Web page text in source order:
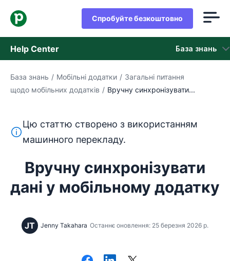
Спробуйте безкоштовно
Help Center База знань
База знань
Зверніться в службу підтримки
База знань / Мобільні додатки / Загальні питання
щодо мобільних додатків / Вручну синхронізувати...
Цей текст перекладено з англійської мови за
Цю статтю створено з використанням
машинного перекладу.
Вручну синхронізувати
дані у мобільному додатку
JT Jenny Takahara Останнє оновлення: 25 березня 2026 р.